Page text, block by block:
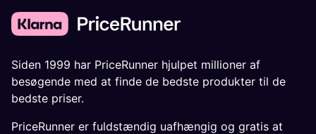
Siden 1999 har PriceRunner hjulpet millioner af
besøgende med at finde de bedste produkter til de
bedste priser.
PriceRunner er fuldstændig uafhængig og gratis at